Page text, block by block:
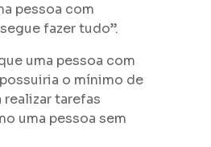
pessoa com
fazer tudo”.
uma pessoa com
o mínimo de
realizar tarefas
uma pessoa sem